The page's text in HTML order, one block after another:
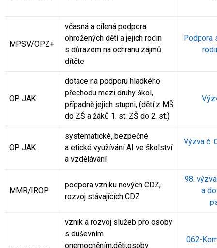
MPSV/OPZ+
včasná a cílená podpora
ohrožených dětí a jejich rodin
s důrazem na ochranu zájmů
dítěte
Podpora
OP JAK
dotace na podporu hladkého
přechodu mezi druhy škol,
případně jejich stupni, (dětí z MŠ
do ZŠ a žáků 1. st. ZŠ do 2. st.)
OP JAK
systematické, bezpečné
a etické využívání AI ve školství
a vzdělávání
Výzva č.
MMR/IROP
podpora vzniku nových CDZ,
rozvoj stávajících CDZ
98.
a
vznik a rozvoj služeb pro osoby
s duševním
onemocněním,děti,osoby
062-